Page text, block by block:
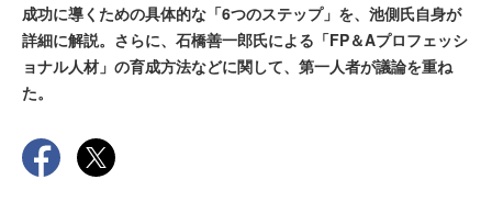
成功に導くための具体的な「6つのステップ」を、池側氏自身が
詳細に解説。さらに、石橋善一郎氏による「FP＆Aプロフェッシ
ョナル人材」の育成方法などに関して、第一人者が議論を重ね
た。